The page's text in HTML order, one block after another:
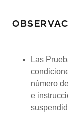
Las
número
e